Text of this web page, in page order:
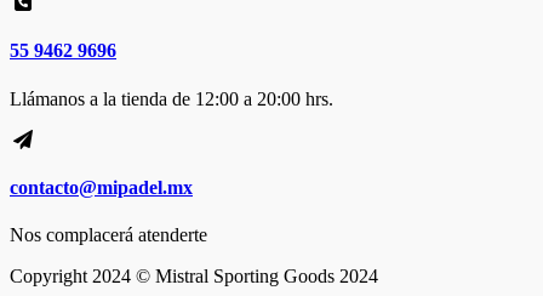
55 9462 9696
Llámanos a la tienda de 12:00 a 20:00 hrs.
contacto@mipadel.mx
Nos complacerá atenderte
Copyright 2024 © Mistral Sporting Goods 2024